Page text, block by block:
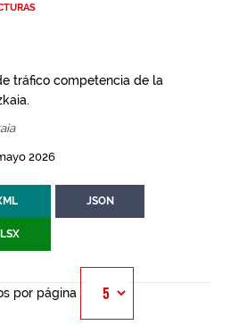
tráfico competencia de la
2026
JSON
por página